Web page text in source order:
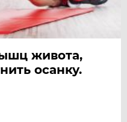
живота,
осанку.